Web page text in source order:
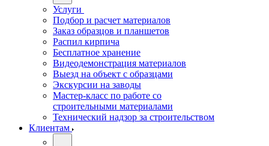
Услуги
Подбор и расчет материалов
Заказ образцов и планшетов
Распил кирпича
Бесплатное хранение
Видеодемонстрация материалов
Выезд на объект с образцами
Экскурсии на заводы
Мастер-класс по работе со
строительными материалами
Технический надзор за строительством
Клиентам